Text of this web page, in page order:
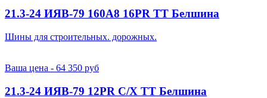
21.3-24 ИЯВ-79 160A8 16PR TT Белшина
Шины для строительных. дорожных.
Ваша цена - 64 350 руб
21.3-24 ИЯВ-79 12PR С/Х TT Белшина